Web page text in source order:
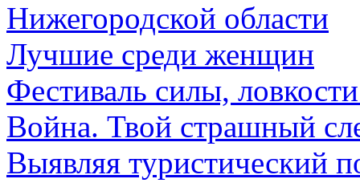
Нижегородской области
Лучшие среди женщин
Фестиваль силы,
Война. Твой страшный
Выявляя туристический